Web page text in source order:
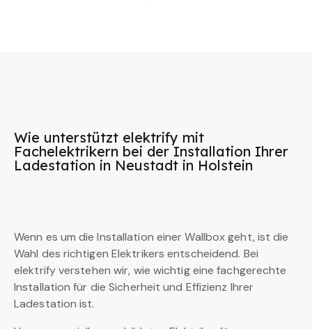
Wie unterstützt elektrify mit
Fachelektrikern bei der Installation Ihrer
Ladestation in Neustadt in Holstein
Wenn es um die Installation einer Wallbox geht, ist die
Wahl des richtigen Elektrikers entscheidend. Bei
elektrify verstehen wir, wie wichtig eine fachgerechte
Installation für die Sicherheit und Effizienz Ihrer
Ladestation ist.